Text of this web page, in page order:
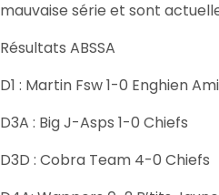
mauvaise série et sont
Résultats ABSSA
D1 : Martin Fsw 1-0 Enghien
D3A : Big J-Asps 1-0 Chiefs
D3D : Cobra Team 4-0 Chiefs